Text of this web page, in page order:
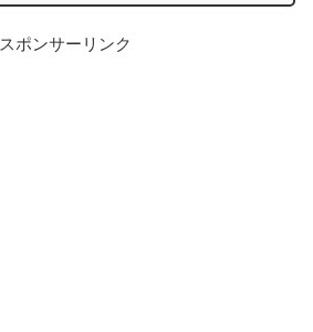
スポンサーリンク